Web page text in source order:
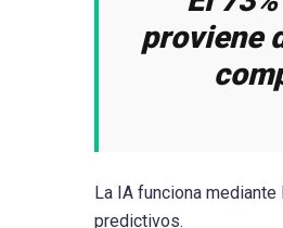
proviene
La IA funciona
predictivos.